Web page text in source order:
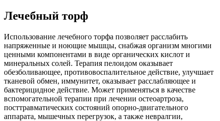
Лечебный торф
Использование лечебного торфа позволяет расслабить
напряженные и ноющие мышцы, снабжая организм многими
ценными компонентами в виде органических кислот и
минеральных солей. Терапия пелоидом оказывает
обезболивающее, противовоспалительное действие, улучшает
тканевой обмен, иммунитет, оказывает расслабляющее и
бактерицидное действие. Может применяться в качестве
вспомогательной терапии при лечении остеоартроза,
посттравматических состояний опорно-двигательного
аппарата, мышечных перегрузок, а также невралгии,